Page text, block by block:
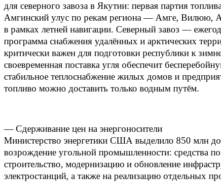
для северного завоза в Якутии: первая партия
Амгинский улус по рекам региона — Амге, Вилюю,
в рамках летней навигации. Северный завоз —
программа снабжения удалённых и арктических
критически важен для подготовки республики к
своевременная поставка угля обеспечит
стабильное теплоснабжение жилых домов и
топливо можно доставить только водным путём.
— Сдерживание цен на энергоносители
Министерство энергетики США выделило 850 млн
возрождение угольной промышленности: средства
строительство, модернизацию и обновление
электростанций, а также на реализацию отдельных